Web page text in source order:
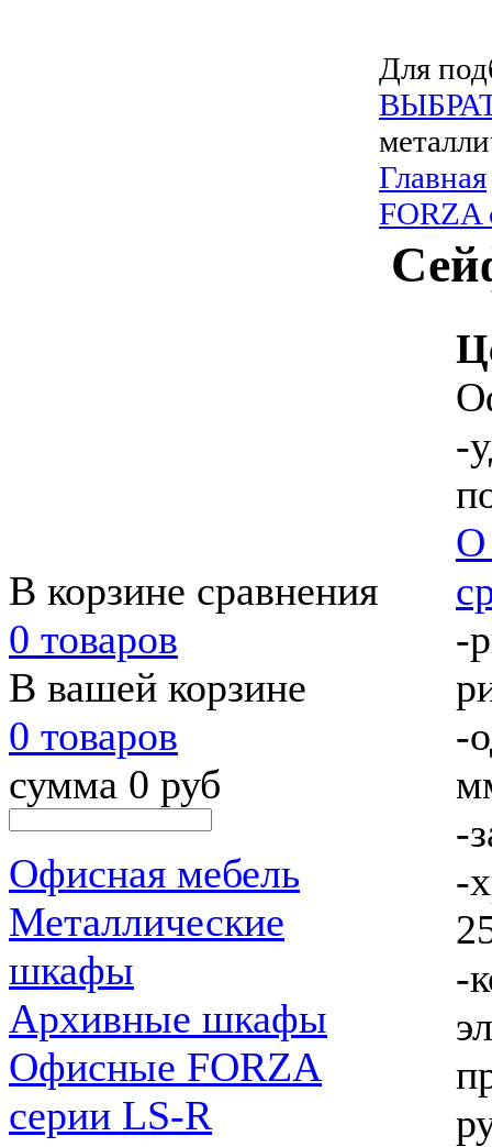
В корзине сравнения
0 товаров
В вашей корзине
0 товаров
сумма 0 руб
Офисная мебель
Металлические
шкафы
Архивные шкафы
Офисные FORZA
серии LS-R
Для
Главная
FORZA
-
О
-
-
-
-
-